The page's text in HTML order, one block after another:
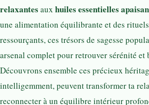
relaxantes aux huiles essentielles
une alimentation équilibrante et des
ressourçants, ces trésors de sagesse
arsenal complet pour retrouver sérénité et
Découvrons ensemble ces précieux
intelligemment, peuvent transformer ta
reconnecter à un équilibre intérieur